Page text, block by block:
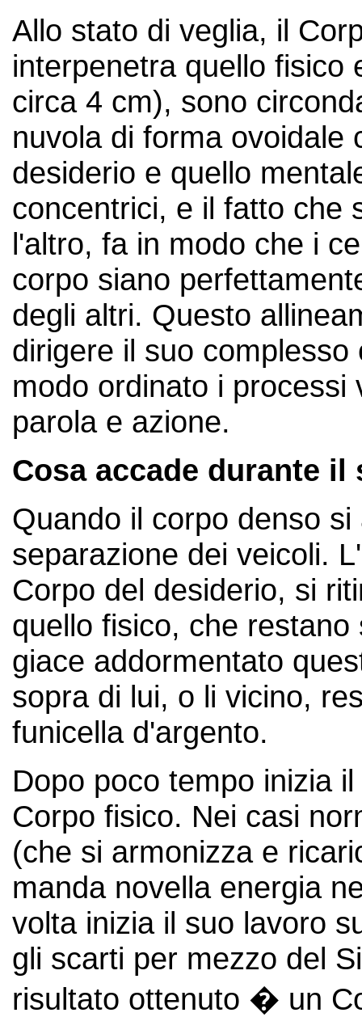
Allo stato di veglia, il
interpenetra quello fisico
circa 4 cm), sono
nuvola di forma ovoidale
desiderio e quello
concentrici, e il fatto che
l'altro, fa in modo che i
corpo siano
degli altri. Questo
dirigere il suo
modo ordinato i processi
parola e azione.
Cosa accade durante il
Quando il corpo denso
separazione dei veicoli.
Corpo del desiderio, si
quello fisico, che
giace addormentato
sopra di lui, o li vicino,
funicella d'argento.
Dopo poco tempo inizia
Corpo fisico. Nei casi
(che si armonizza e
manda novella energia
volta inizia il suo lavoro
gli scarti per mezzo del
risultato ottenuto � un